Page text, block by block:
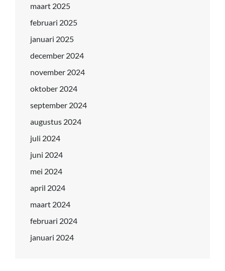
maart 2025
februari 2025
januari 2025
december 2024
november 2024
oktober 2024
september 2024
augustus 2024
juli 2024
juni 2024
mei 2024
april 2024
maart 2024
februari 2024
januari 2024